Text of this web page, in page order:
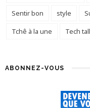
Sentir bon
style
Tchê à la une
Tech
ABONNEZ-VOUS